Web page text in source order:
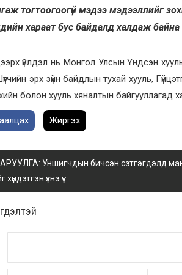
тогтоогоогүй мэдээ мэдээллийг
хараат бус байдалд халдаж
үйлдэл нь Монгол Улсын Үндсэн
эрх зүйн байдлын тухай хууль,
болон хууль хяналтын
Жиргэх
Уншигчдын бичсэн сэтгэгдэлд
үзнэ үү.